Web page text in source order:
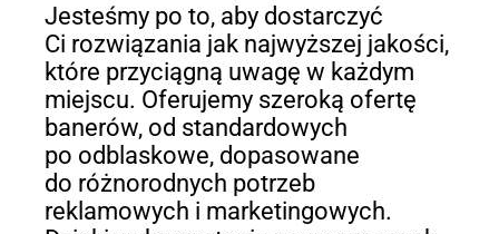
Jesteśmy po to, aby dostarczyć
Ci rozwiązania jak najwyższej jakości,
które przyciągną uwagę w każdym
miejscu. Oferujemy szeroką ofertę
banerów, od standardowych
po odblaskowe, dopasowane
do różnorodnych potrzeb
reklamowych i marketingowych.